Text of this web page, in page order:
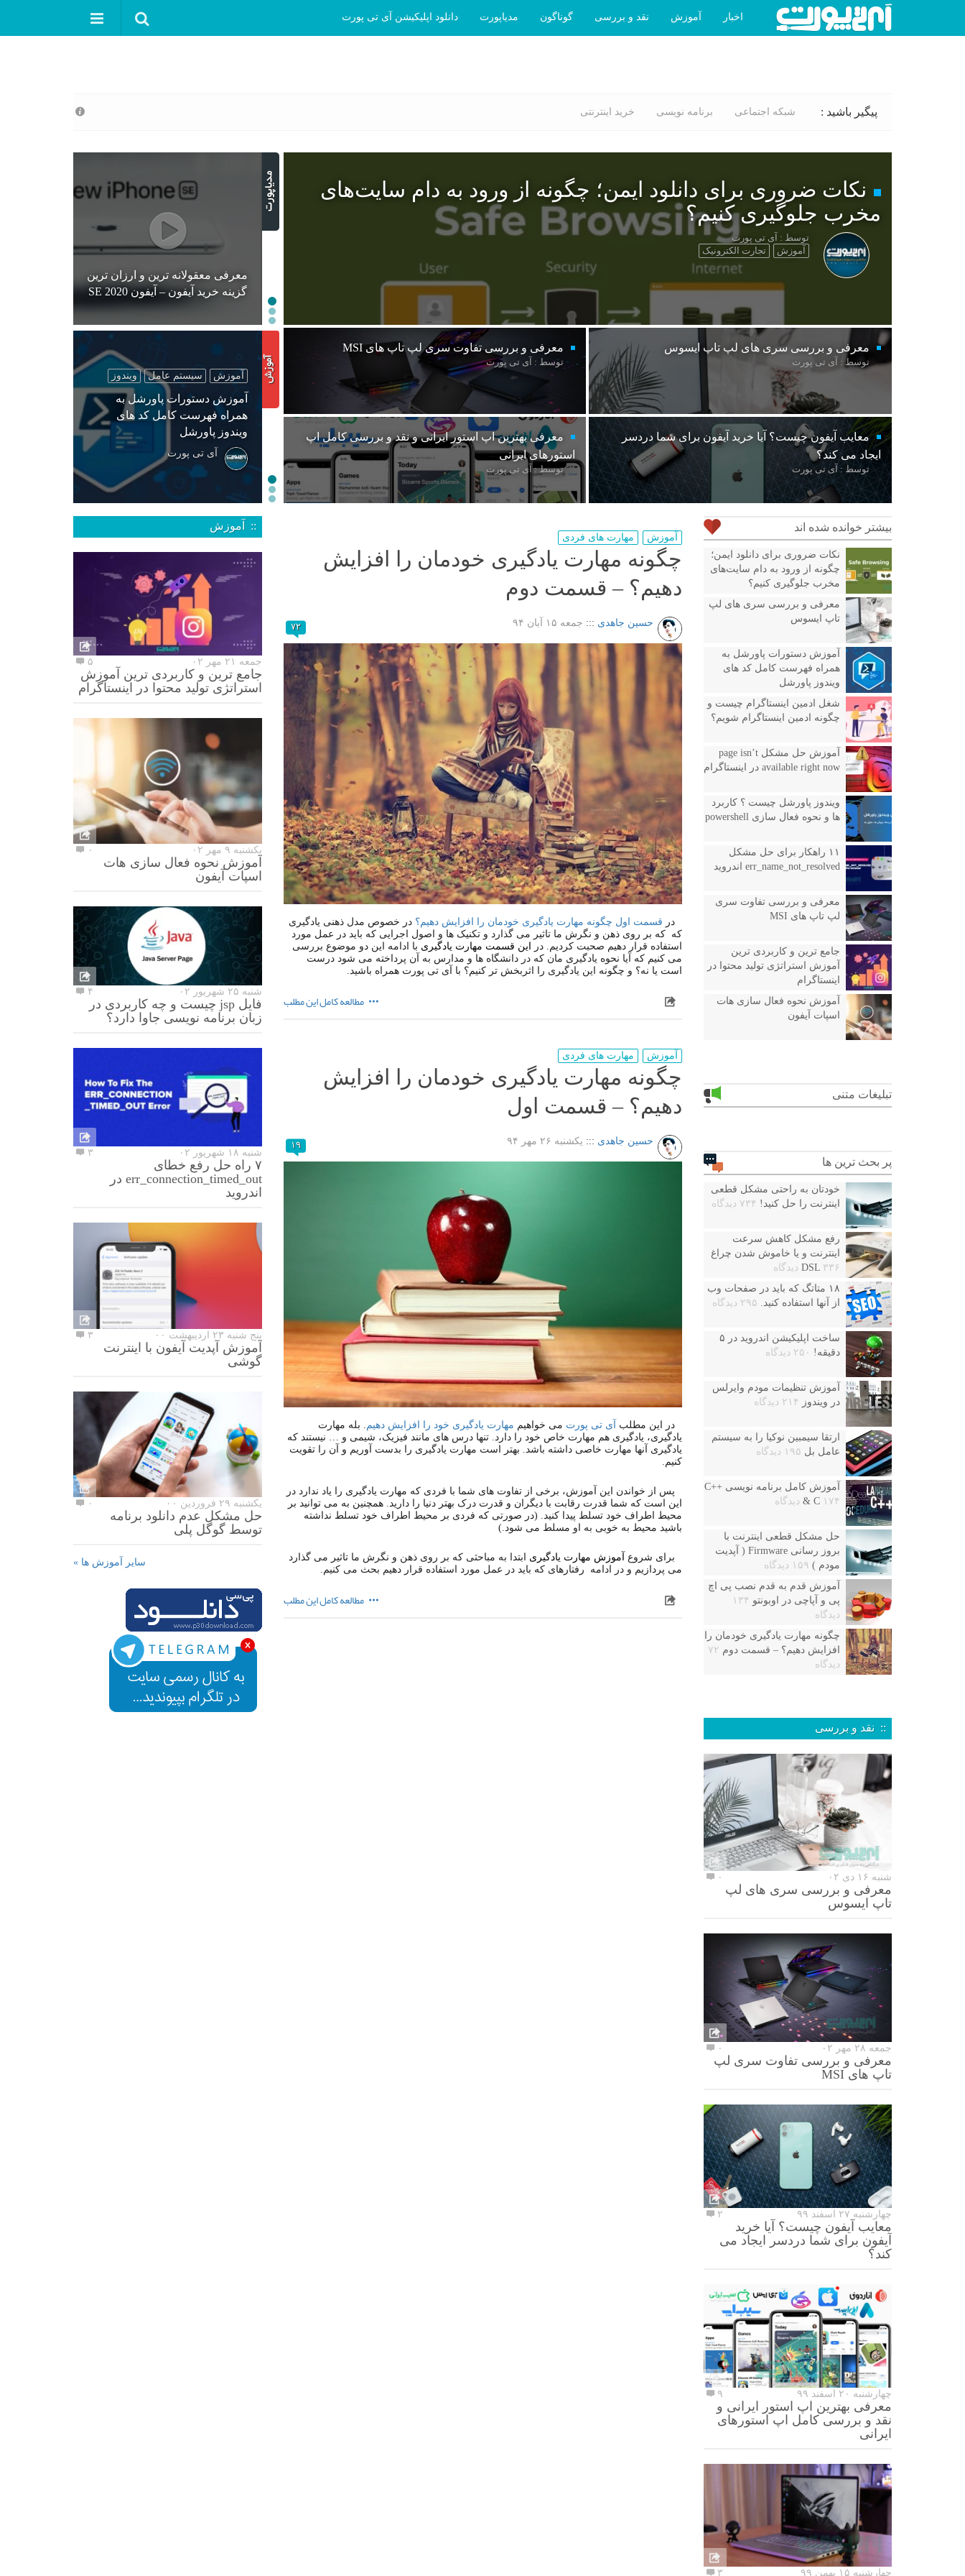
اخبار آموزش نقد و بررسی گوناگون مدیاپورت دانلود اپلیکیشن آی تی پورت
پیگیر باشید : شبکه اجتماعی برنامه نویسی خرید اینترنتی
نکات ضروری برای دانلود ایمن؛ چگونه از ورود به دام سایت‌های
مخرب جلوگیری کنیم؟
توسط : آی تی پورت
آموزش
تجارت الکترونیک
معرفی و بررسی سری های لپ تاپ ایسوس
توسط : آی تی پورت
معرفی و بررسی تفاوت سری لپ تاپ های MSI
توسط : آی تی پورت
معایب آیفون چیست؟ آیا خرید آیفون برای شما دردسر
ایجاد می کند؟
توسط : آی تی پورت
معرفی بهترین اپ استور ایرانی و نقد و بررسی کامل اپ
استورهای ایرانی
توسط : آی تی پورت
معرفی معقولانه ترین و ارزان ترین
گزینه خرید آیفون – آیفون SE 2020
آموزش سیستم عامل ویندوز
آموزش دستورات پاورشل به
همراه فهرست کامل کد های
ویندوز پاورشل
آی تی پورت
آموزش مهارت های فردی
چگونه مهارت یادگیری خودمان را افزایش
دهیم؟ – قسمت دوم
حسین جاهدی ::: جمعه ۱۵ آبان ۹۴ ۷۲
در قسمت اول چگونه مهارت یادگیری خودمان را افزایش دهیم؟ در خصوص مدل ذهنی یادگیری
که
که بر روی ذهن و نگرش ما تاثیر می گذارد و تکنیک ها و اصول اجرایی که باید در عمل مورد
استفاده قرار دهیم صحبت کردیم. در این قسمت مهارت یادگیری با ادامه این دو موضوع بررسی
می کنیم که آیا نحوه یادگیری مان که در دانشگاه ها و مدارس به آن پرداخته می شود درست
است یا نه؟ و چگونه این یادگیری را اثربخش تر کنیم؟ با آی تی پورت همراه باشید.
مطالعه کامل این مطلب
آموزش مهارت های فردی
چگونه مهارت یادگیری خودمان را افزایش
دهیم؟ – قسمت اول
حسین جاهدی ::: یکشنبه ۲۶ مهر ۹۴ ۱۹
در این مطلب آی تی پورت می خواهیم مهارت یادگیری خود را افزایش دهیم
. بله مهارت
یادگیری، یادگیری هم مهارت خاص خود را دارد. تنها درس های مانند فیزیک، شیمی و … نیستند که
یادگیری آنها مهارت خاصی داشته باشد. بهتر است مهارت یادگیری را بدست آوریم و آن را تقویت
کنیم.
پس از خواندن این آموزش، برخی از تفاوت های شما با فردی که مهارت یادگیری را یاد ندارد در
این است که شما قدرت رقابت با دیگران و قدرت درک بهتر دنیا را دارید. همچنین به می توانید بر
محیط اطراف خود تسلط پیدا کنید. (در صورتی که فردی بر محیط اطراف خود تسلط نداشته
باشید محیط به خوبی به او مسلط می شود.)
برای شروع آموزش مهارت یادگیری ابتدا به مباحثی که بر روی ذهن و نگرش ما تاثیر می گذارد
می پردازیم و در ادامه رفتارهای که باید در عمل مورد استفاده قرار دهیم بحث می کنیم.
مطالعه کامل این مطلب
بیشتر خوانده شده اند
نکات ضروری برای دانلود ایمن؛
چگونه از ورود به دام سایت‌های
مخرب جلوگیری کنیم؟
معرفی و بررسی سری های لپ
تاپ ایسوس
آموزش دستورات پاورشل به
همراه فهرست کامل کد های
ویندوز پاورشل
شغل ادمین اینستاگرام چیست و
چگونه ادمین اینستاگرام شویم؟
آموزش حل مشکل page isn’t
available right now در اینستاگرام
ویندوز پاورشل چیست ؟ کاربرد
ها و نحوه فعال سازی powershell
۱۱ راهکار برای حل مشکل
err_name_not_resolved اندروید
معرفی و بررسی تفاوت سری
لپ تاپ های MSI
جامع ترین و کاربردی ترین
آموزش استراتژی تولید محتوا در
اینستاگرام
آموزش نحوه فعال سازی هات
اسپات آیفون
تبلیغات متنی
پر بحث ترین ها
خودتان به راحتی مشکل قطعی
اینترنت را حل کنید! ۷۳۴ دیدگاه
رفع مشکل کاهش سرعت
اینترنت و یا خاموش شدن چراغ
DSL ۳۳۶ دیدگاه
۱۸ متاتگ که باید در صفحات وب
از آنها استفاده کنید. ۲۹۵ دیدگاه
ساخت اپلیکیشن اندروید در ۵
دقیقه! ۲۵۰ دیدگاه
آموزش تنظیمات مودم وایرلس
در ویندوز
۲۱۴ دیدگاه
ارتقا سیمبین نوکیا را به سیستم
عامل بل ۱۹۵ دیدگاه
آموزش کامل برنامه نویسی ++C
& C ۱۷۴ دیدگاه
حل مشکل قطعی اینترنت با
بروز رسانی Firmware ( آپدیت
مودم ) ۱۵۹ دیدگاه
آموزش قدم به قدم نصب پی اچ
پی و آپاچی در اوبونتو ۱۳۴
دیدگاه
چگونه مهارت یادگیری خودمان را
افزایش دهیم؟ – قسمت دوم ۷۲
دیدگاه
:: نقد و بررسی
شنبه ۱۶ دی ۰۲ ۰
معرفی و بررسی سری های لپ
تاپ ایسوس
جمعه ۲۸ مهر ۰۲ ۰
معرفی و بررسی تفاوت سری لپ
تاپ های MSI
چهارشنبه ۲۷ اسفند ۹۹ ۲
معایب آیفون چیست؟ آیا خرید
آیفون برای شما دردسر ایجاد می
کند؟
چهارشنبه ۲۰ اسفند ۹۹ ۹
معرفی بهترین اپ استور ایرانی و
نقد و بررسی کامل اپ استورهای
ایرانی
چهارشنبه ۱۵ بهمن ۹۹ ۳
:: آموزش
جمعه ۲۱ مهر ۰۲ ۵
جامع ترین و کاربردی ترین آموزش
استراتژی تولید محتوا در اینستاگرام
یکشنبه ۹ مهر ۰۲ ۰
آموزش نحوه فعال سازی هات
اسپات آیفون
شنبه ۲۵ شهریور ۰۲ ۴
فایل jsp چیست و چه کاربردی در
زبان برنامه نویسی جاوا دارد؟
شنبه ۱۸ شهریور ۰۲ ۳
۷ راه حل رفع خطای
err_connection_timed_out در
اندروید
پنج شنبه ۲۳ اردیبهشت ۰۰ ۳
آموزش آپدیت آیفون با اینترنت
گوشی
یکشنبه ۲۹ فروردین ۰۰ ۰
حل مشکل عدم دانلود برنامه
توسط گوگل پلی
سایر آموزش ها »